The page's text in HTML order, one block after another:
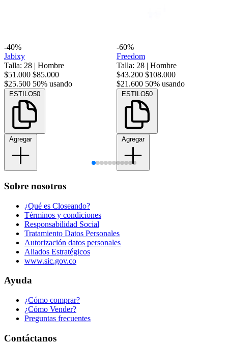
-40%
Jabixy
Talla: 28 | Hombre
$51.000 $85.000
$25.500 50% usando
ESTILO50
Agregar
-60%
Freedom
Talla: 28 | Hombre
$43.200 $108.000
$21.600 50% usando
ESTILO50
Agregar
Sobre nosotros
¿Qué es Closeando?
Términos y condiciones
Responsabilidad Social
Tratamiento Datos Personales
Autorización datos personales
Aliados Estratégicos
www.sic.gov.co
Ayuda
¿Cómo comprar?
¿Cómo Vender?
Preguntas frecuentes
Contáctanos